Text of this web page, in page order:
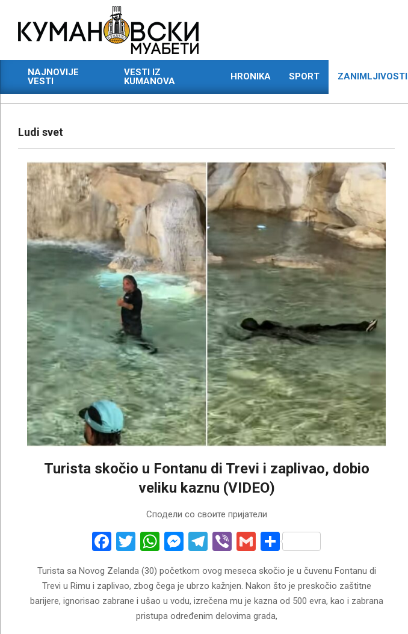
content
КУМАНОВСКИ
МУАБЕТИ
Primary
NAJNOVIJE
VESTI
VESTI IZ
KUMANOVA
HRONIKA SPORT ZANIMLJIVOSTI
Ludi svet
Turista skočio u Fontanu di Trevi i zaplivao, dobio
veliku kaznu (VIDEO)
Сподели со своите пријатели
Facebook
Twitter
WhatsApp
Messenger
Telegram
ViberGmailShare
Turista sa Novog Zelanda (30) početkom ovog meseca skočio je u čuvenu Fontanu di
Trevi u Rimu i zaplivao, zbog čega je ubrzo kažnjen. Nakon što je preskočio zaštitne
barijere, ignorisao zabrane i ušao u vodu, izrečena mu je kazna od 500 evra, kao i zabrana
pristupa određenim delovima grada,